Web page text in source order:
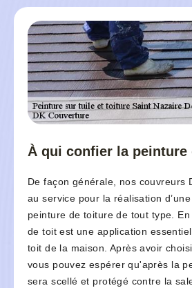
À qui confier la peinture
De façon générale, nos couvreurs
au service pour la réalisation
peinture de toiture de tout type.
de toit est une application
toit de la maison. Après avoir
vous pouvez espérer qu'après la
sera scellé et protégé contre la